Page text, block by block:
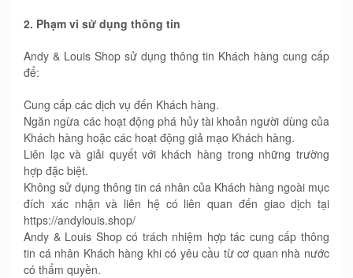
2. Phạm vi sử dụng thông tin
Andy & Louis Shop sử dụng thông tin Khách hàng cung cấp
để:
Cung cấp các dịch vụ đến Khách hàng.
Ngăn ngừa các hoạt động phá hủy tài khoản người dùng của
Khách hàng hoặc các hoạt động giả mạo Khách hàng.
Liên lạc và giải quyết với khách hàng trong những trường
hợp đặc biệt.
Không sử dụng thông tin cá nhân của Khách hàng ngoài mục
đích xác nhận và liên hệ có liên quan đến giao dịch tại
https://andylouis.shop/
Andy & Louis Shop có trách nhiệm hợp tác cung cấp thông
tin cá nhân Khách hàng khi có yêu cầu từ cơ quan nhà nước
có thẩm quyền.